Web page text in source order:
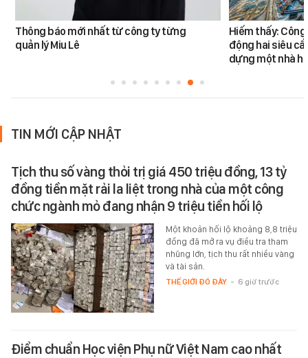
Thông báo mới nhất từ công ty từng
quản lý Miu Lê
Hiếm thấy:
động hai siêu
dựng một nhà
TIN MỚI CẬP NHẬT
Tịch thu số vàng thỏi trị giá 450 triệu đồng, 13 tỷ
đồng tiền mặt rải la liệt trong nhà của một công
chức ngành mỏ đang nhận 9 triệu tiền hối lộ
Một khoản hối lộ khoảng 8,8 triệu
đồng đã mở ra vụ điều tra tham
nhũng lớn, tịch thu rất nhiều vàng
và tài sản.
THẾ GIỚI ĐÓ ĐÂY - 6 giờ trước
Điểm chuẩn Học viện Phụ nữ Việt Nam cao nhất